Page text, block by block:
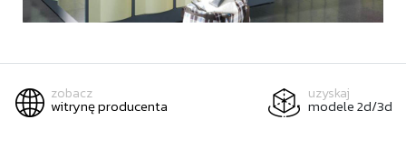
zobacz
witrynę producenta
uzyskaj
modele 2d/3d